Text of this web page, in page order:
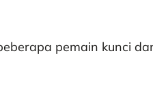
pemain kunci